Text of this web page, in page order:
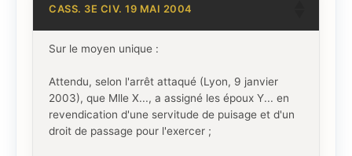
CASS. 3E CIV. 19 MAI 2004
Sur le moyen unique :
Attendu, selon l'arrêt attaqué (Lyon, 9 janvier
2003), que Mlle X..., a assigné les époux Y... en
revendication d'une servitude de puisage et d'un
droit de passage pour l'exercer ;